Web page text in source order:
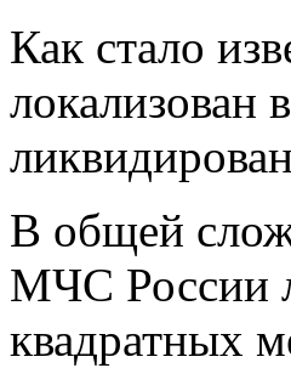
Как стало
локализован
В общей
МЧС России
квадратных